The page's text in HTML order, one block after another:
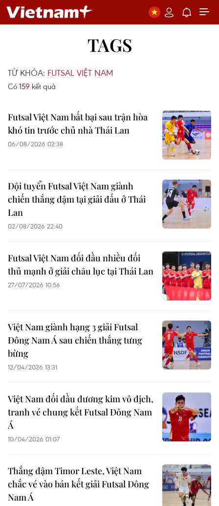
TAGS
TỪ KHÓA: FUTSAL VIỆT NAM
Có 159 kết quả
Futsal Việt Nam bất bại sau trận hòa
khó tin trước chủ nhà Thái Lan
06/08/2026 02:38
Đội tuyển Futsal Việt Nam giành
chiến thắng đậm tại giải đấu ở Thái
Lan
02/08/2026 22:40
Futsal Việt Nam đối đầu nhiều đối
thủ mạnh ở giải châu lục tại Thái Lan
27/07/2026 10:56
Việt Nam giành hạng 3 giải Futsal
Đông Nam Á sau chiến thắng tưng
bừng
12/04/2026 13:31
Việt Nam đối đầu đương kim vô địch,
tranh vé chung kết Futsal Đông Nam
Á
10/04/2026 01:07
Thắng đậm Timor Leste, Việt Nam
chắc vé vào bán kết giải Futsal Đông
Nam Á